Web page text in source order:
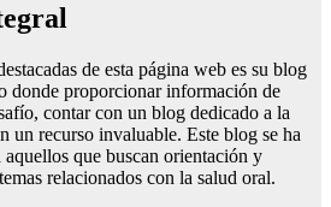
de esta página web es su blog
donde proporcionar información de
contar con un blog dedicado a la
un recurso invaluable. Este blog se ha
que buscan orientación y
relacionados con la salud oral.